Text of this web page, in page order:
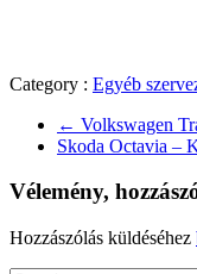
Category : Egyéb
← Volkswagen
Skoda Octavia –
Vélemény,
Hozzászólás küldéséhez